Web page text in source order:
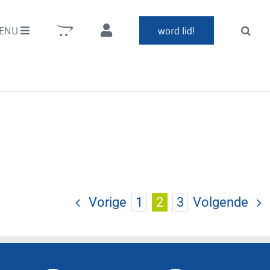
word lid!
Vorige 1 2 3 Volgende